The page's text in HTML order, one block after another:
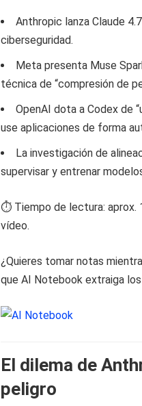
Anthropic lanza Claude
ciberseguridad.
Meta presenta Muse
técnica de “compresión de
OpenAI dota a Codex de
use aplicaciones de forma
La investigación de
supervisar y entrenar
⏱️ Tiempo de lectura: aprox.
vídeo.
¿Quieres tomar notas
que AI Notebook extraiga
El dilema de
peligro